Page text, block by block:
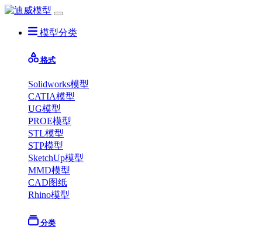
模型分类
格式
Solidworks模型
CATIA模型
UG模型
PROE模型
STL模型
STP模型
SketchUp模型
MMD模型
CAD图纸
Rhino模型
分类